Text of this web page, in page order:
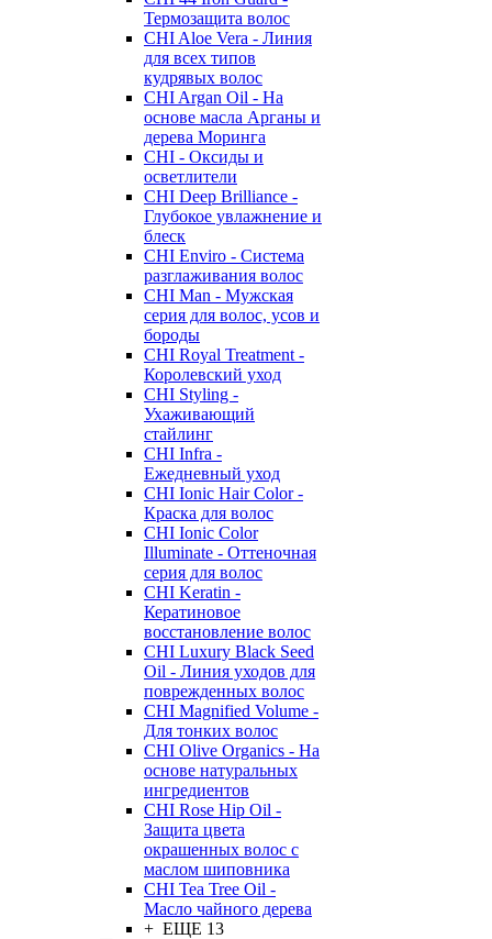
Термозащита волос
CHI Aloe Vera - Линия
для всех типов
кудрявых волос
CHI Argan Oil - На
основе масла Арганы и
дерева Моринга
CHI - Оксиды и
осветлители
CHI Deep Brilliance -
Глубокое увлажнение и
блеск
CHI Enviro - Система
разглаживания волос
CHI Man - Мужская
серия для волос, усов и
бороды
CHI Royal Treatment -
Королевский уход
CHI Styling -
Ухаживающий
стайлинг
CHI Infra -
Ежедневный уход
CHI Ionic Hair Color -
Краска для волос
CHI Ionic Color
Illuminate - Оттеночная
серия для волос
CHI Keratin -
Кератиновое
восстановление волос
CHI Luxury Black Seed
Oil - Линия уходов для
поврежденных волос
CHI Magnified Volume -
Для тонких волос
CHI Olive Organics - На
основе натуральных
ингредиентов
CHI Rose Hip Oil -
Защита цвета
окрашенных волос с
маслом шиповника
CHI Tea Tree Oil -
Масло чайного дерева
+ ЕЩЕ 13